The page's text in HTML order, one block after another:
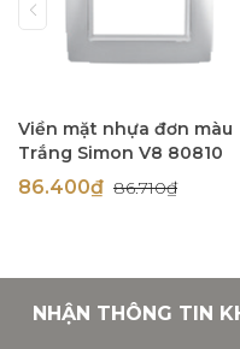
Viền mặt nhựa đơn màu
Trắng Simon V8 80810
86.400₫ 86.710₫
NHẬN THÔNG TIN